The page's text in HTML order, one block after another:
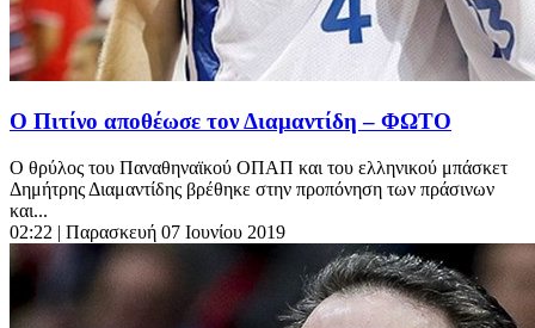
Ο Πιτίνο αποθέωσε τον Διαμαντίδη – ΦΩΤΟ
Ο θρύλος του Παναθηναϊκού ΟΠΑΠ και του ελληνικού μπάσκετ
Δημήτρης Διαμαντίδης βρέθηκε στην προπόνηση των πράσινων
και...
02:22 | Παρασκευή 07 Ιουνίου 2019